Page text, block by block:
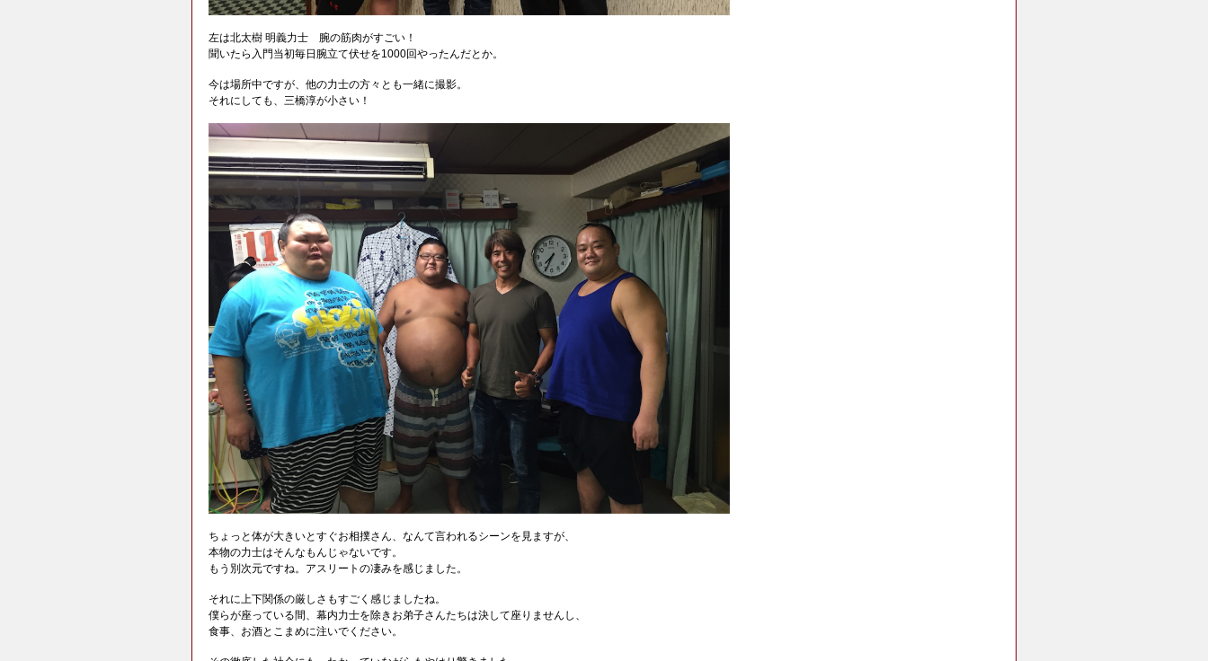
左は北太樹 明義力士 腕の筋肉がすごい！
聞いたら入門当初毎日腕立て伏せを1000回やったんだとか。
今は場所中ですが、他の力士の方々とも一緒に撮影。
それにしても、三橋淳が小さい！
ちょっと体が大きいとすぐお相撲さん、なんて言われるシーンを見ますが、
本物の力士はそんなもんじゃないです。
もう別次元ですね。アスリートの凄みを感じました。
それに上下関係の厳しさもすごく感じましたね。
僕らが座っている間、幕内力士を除きお弟子さんたちは決して座りませんし、
食事、お酒とこまめに注いでください。